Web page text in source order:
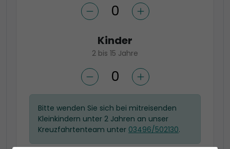
Kinder
2 bis 15 Jahre
Bitte wenden Sie sich bei mitreisenden
Kleinkindern unter 2 Jahren an unser
Kreuzfahrtenteam unter 03496/502130.